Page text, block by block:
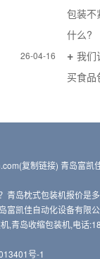
包装不
什么?
26-04-16
我们
买食品
复制链接) 青岛富凯
青岛枕式包装机报价是
富凯佳自动化设备有限
,青岛收缩包装机,电话
号-1